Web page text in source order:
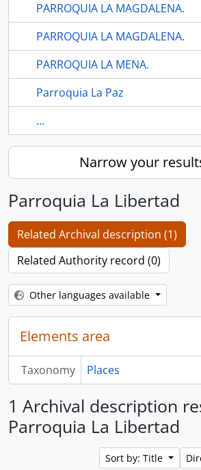
PARROQUIA LA MAGDALENA.
PARROQUIA LA MAGDALENA.
PARROQUIA LA MENA.
Parroquia La Paz
...
Narrow your
Parroquia La Libertad
Related Archival description (1)
Related Authority record (0)
Other languages available
Elements area
Taxonomy Places
1 Archival description
Parroquia La Libertad
Sort by: Title